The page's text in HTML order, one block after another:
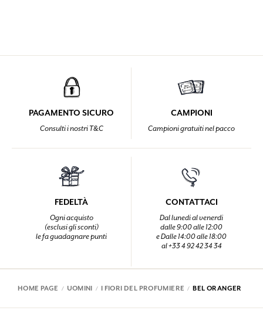
PAGAMENTO SICURO
Consulti i nostri T&C
CAMPIONI
Campioni gratuiti nel pacco
FEDELTÀ
Ogni acquisto
(esclusi gli sconti)
le fa guadagnare punti
CONTATTACI
Dal lunedi al venerdi
dalle 9:00 alle 12:00
e Dalle 14:00 alle 18:00
al +33 4 92 42 34 34
HOME PAGE UOMINI I FIORI DEL PROFUMIERE BEL ORANGER